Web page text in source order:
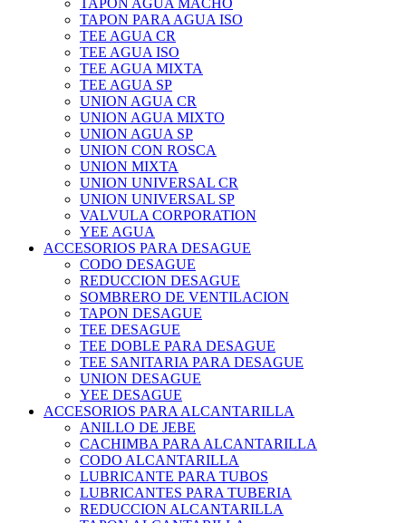
TAPON AGUA MACHO
TAPON PARA AGUA ISO
TEE AGUA CR
TEE AGUA ISO
TEE AGUA MIXTA
TEE AGUA SP
UNION AGUA CR
UNION AGUA MIXTO
UNION AGUA SP
UNION CON ROSCA
UNION MIXTA
UNION UNIVERSAL CR
UNION UNIVERSAL SP
VALVULA CORPORATION
YEE AGUA
ACCESORIOS PARA DESAGUE
CODO DESAGUE
REDUCCION DESAGUE
SOMBRERO DE VENTILACION
TAPON DESAGUE
TEE DESAGUE
TEE DOBLE PARA DESAGUE
TEE SANITARIA PARA DESAGUE
UNION DESAGUE
YEE DESAGUE
ACCESORIOS PARA ALCANTARILLA
ANILLO DE JEBE
CACHIMBA PARA ALCANTARILLA
CODO ALCANTARILLA
LUBRICANTE PARA TUBOS
LUBRICANTES PARA TUBERIA
REDUCCION ALCANTARILLA